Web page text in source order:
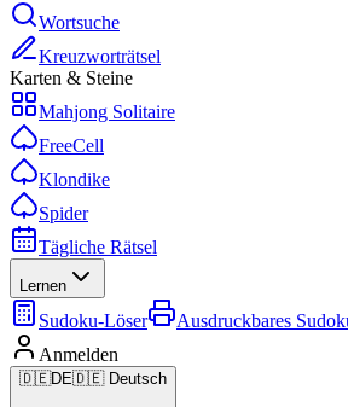
Wortsuche
Kreuzworträtsel
Karten & Steine
Mahjong Solitaire
FreeCell
Klondike
Spider
Tägliche Rätsel
Lernen
Sudoku-Löser Ausdruckbares
Anmelden
🇩🇪DE🇩🇪 Deutsch